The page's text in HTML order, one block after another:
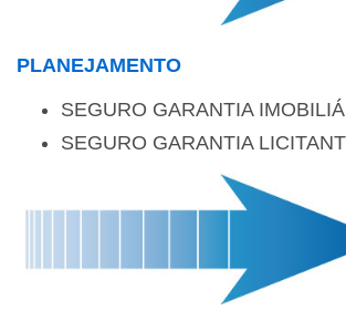
PLANEJAMENTO
SEGURO GARANTIA
SEGURO GARANTIA